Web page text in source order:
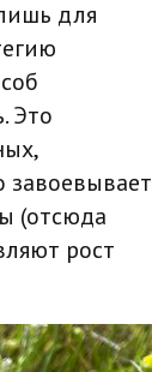
для
Это
завоевывает
(отсюда
рост